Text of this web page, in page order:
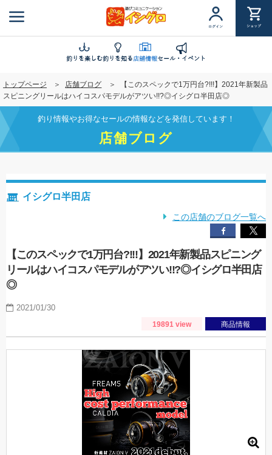
ン
ツ
に
移
動
ログイン ショップ
釣りを楽しむ釣りを知る店舗情報セール・イベント
トップページ 店舗ブログ
【このスペックで1万円台?!!!】2021年新製品
スピニングリールはハイコスパモデルがアツい!!?◎イシグロ半田店◎
釣り情報やお得なセールの情報などを発信しています！
店舗ブログ
イシグロ半田店
この店舗のブログ一覧へ
【このスペックで1万円台?!!!】2021年新製品スピニング
リールはハイコスパモデルがアツい!!?◎イシグロ半田店
◎
2021/01/30
19891 view 商品情報